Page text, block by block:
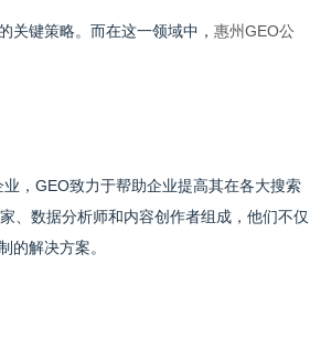
关键策略。而在这一领域中， 惠州GEO公
，GEO致力于帮助企业提高其在各大搜索
、数据分析师和内容创作者组成，他们不仅
的解决方案。